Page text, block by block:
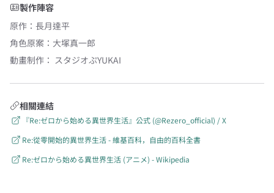
製作陣容
原作 ： 長月達平
角色原案 ： 大塚真一郎
動畫制作： スタジオぷYUKAI
相關連結
『Re:ゼロから始める異世界生活』公式 (@Rezero_official) / X
Re:從零開始的異世界生活 - 維基百科，自由的百科全書
Re:ゼロから始める異世界生活 (アニメ) - Wikipedia